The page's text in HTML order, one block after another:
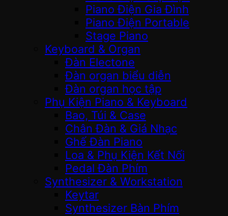
Piano Điện Gia Đình
Piano Điện Portable
Stage Piano
Keyboard & Organ
Đàn Electone
Đàn organ biểu diễn
Đàn organ học tập
Phụ Kiện Piano & Keyboard
Bao, Túi & Case
Chân Đàn & Giá Nhạc
Ghế Đàn Piano
Loa & Phụ Kiện Kết Nối
Pedal Đàn Phím
Synthesizer & Workstation
Keytar
Synthesizer Bàn Phím